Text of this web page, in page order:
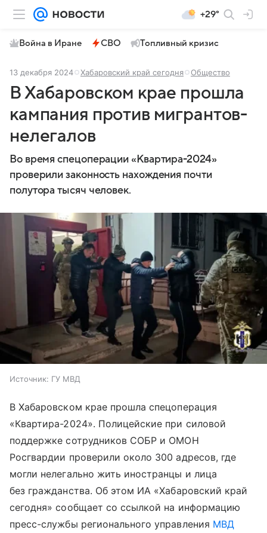
+29°
Война в Иране СВО Топливный кризис
13 декабря 2024 Хабаровский край сегодня Общество
В Хабаровском крае прошла
кампания против мигрантов-
нелегалов
Во время спецоперации «Квартира-2024»
проверили законность нахождения почти
полутора тысяч человек.
Источник: ГУ МВД
В Хабаровском крае прошла спецоперация
«Квартира-2024». Полицейские при силовой
поддержке сотрудников СОБР и ОМОН
Росгвардии проверили около 300 адресов, где
могли нелегально жить иностранцы и лица
без гражданства. Об этом ИА «Хабаровский край
сегодня» сообщает со ссылкой на информацию
пресс-службы регионального управления МВД